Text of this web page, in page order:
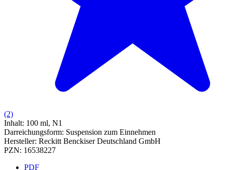
(2)
Inhalt: 100 ml, N1
Darreichungsform: Suspension zum Einnehmen
Hersteller: Reckitt Benckiser Deutschland GmbH
PZN: 16538227
PDF